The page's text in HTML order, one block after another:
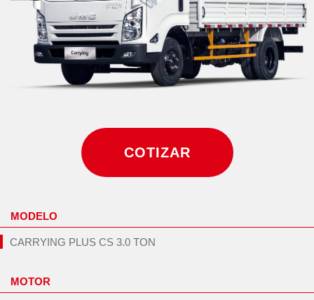
COTIZAR
MODELO
CARRYING PLUS CS 3.0 TON
MOTOR